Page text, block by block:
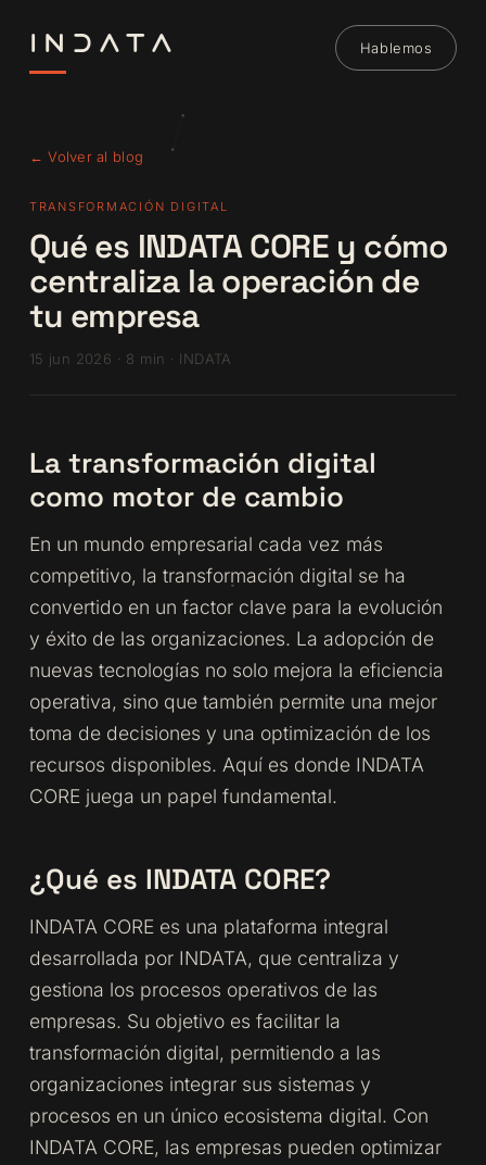
INDATA Hablemos
← Volver al blog
TRANSFORMACIÓN DIGITAL
Qué es INDATA CORE y cómo
centraliza la operación de
tu empresa
15 jun 2026 · 8 min · INDATA
La transformación digital
como motor de cambio
En un mundo empresarial cada vez más
competitivo, la transformación digital se ha
convertido en un factor clave para la evolución
y éxito de las organizaciones. La adopción de
nuevas tecnologías no solo mejora la eficiencia
operativa, sino que también permite una mejor
toma de decisiones y una optimización de los
recursos disponibles. Aquí es donde INDATA
CORE juega un papel fundamental.
¿Qué es INDATA CORE?
INDATA CORE es una plataforma integral
desarrollada por INDATA, que centraliza y
gestiona los procesos operativos de las
empresas. Su objetivo es facilitar la
transformación digital, permitiendo a las
organizaciones integrar sus sistemas y
procesos en un único ecosistema digital. Con
INDATA CORE, las empresas pueden optimizar